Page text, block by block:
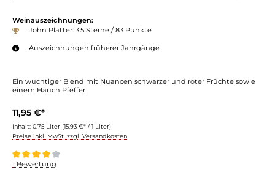
Weinauszeichnungen:
John Platter: 3.5 Sterne / 83 Punkte
Auszeichnungen früherer Jahrgänge
Ein wuchtiger Blend mit Nuancen schwarzer und roter Früchte sowie
einem Hauch Pfeffer
11,95 €*
Inhalt: 0.75 Liter (15,93 €* / 1 Liter)
Preise inkl. MwSt. zzgl. Versandkosten
Durchschnittliche Bewertung von 4 von 5 Sternen
1 Bewertung